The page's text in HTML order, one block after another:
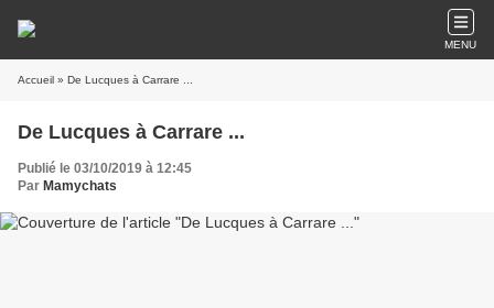
MENU
Accueil » De Lucques à Carrare ...
De Lucques à Carrare ...
Publié le 03/10/2019 à 12:45
Par Mamychats